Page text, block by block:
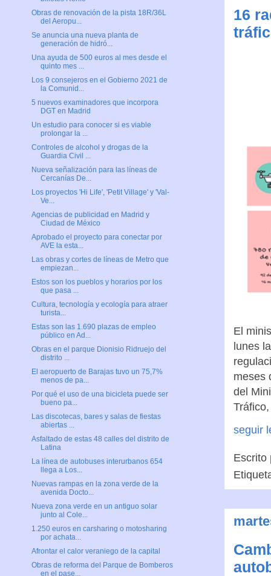
16
El
lunes
meses
del
seguir
Obras de renovación de la pista 18R/36L
del Aeropu...
Se anuncia una nueva planta de
generación de hidró...
Una ayuda de 500 euros al mes desde el
quinto mes ...
Los 9 consejeros en el Gobierno 2021 de
la Comunid...
5 nuevos examinadores que incorpora
DGT en Madrid
Un estudio para conocer si es viable
prolongar la ...
Controles de alcohol y drogas de la
Guardia Civil ...
Nueva señalización para las líneas de
Cercanías De...
Los proyectos 'Hi Life', 'Petit Village' y 'Val-
Ve...
Agencias de publicidad en Madrid y
Ciudad de México
Aprobado el proyecto para conectar por
AVE la esta...
Las obras y cortes de líneas de Metro que
empiezan...
Estos son los pueblos y horarios por los
que pasa ...
Cultura, tecnología y ecología para atraer
turista...
Estas son las 1.690 plazas de empleo
público en Ad...
Obras en el parque Dionisio Ridruejo del
distrito ...
El aeropuerto de Barajas tuvo un 75,7%
menos de pa...
Por qué el uso de una bicicleta puede ser
bueno pa...
Las discotecas, bares y salas de fiestas
abiertas ...
Asfaltado de estas 48 calles del distrito de
Latina
La línea de autobuses interurbanos 654
llega a Los...
Nuevas rampas en la zona verde de la
avenida Docto...
Nueva zona verde en un antiguo solar
junto al Cole...
1.250 euros en carsharing o motosharing
por achata...
Afrontar el calor veraniego de la capital
Obras de reforma del Parque de Bomberos
en el pase...